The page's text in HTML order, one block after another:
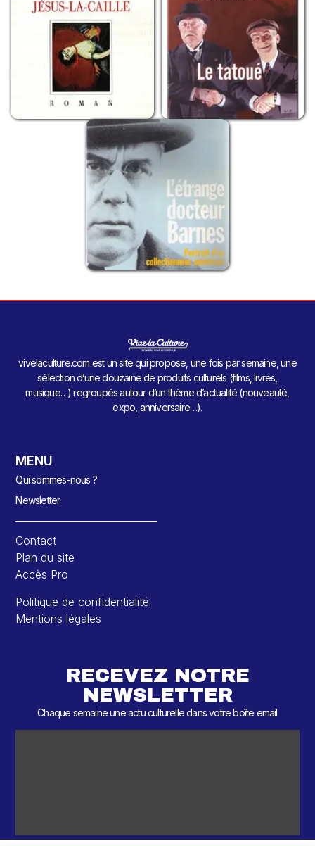
vivelaculture.com est un site qui propose, une fois par semaine, une
sélection d’une douzaine de produits culturels (films, livres,
musique…) regroupés autour d’un thème d’actualité (nouveauté,
expo, anniversaire…).
MENU
Qui sommes-nous ?
Newsletter
Contact
Plan du site
Accès Pro
Politique de confidentialité
Mentions légales
RECEVEZ NOTRE
NEWSLETTER
Chaque semaine une actu culturelle dans votre boîte email